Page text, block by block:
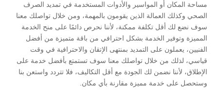
مساحة المكان أو المواسير والأدوات المستخدمة في تمديد الصرف
الصحي وكذلك العمالة الذين يقومون بالمهمة، ومن خلال تواصلك معنا
سوف نضع لك أقل تكلفة ممكنة، لأننا نحرص دائمًا على منح الخدمة
المميزة وتوفير الخدمة بشكل احترافي من باقة متميزة من أفضل
الفنيين، يعملون على التمديد بمنتهى الإتقان والاحترافية في وقت
قياسي، لذلك من خلال تواصلك معنا سوف تستمتع بأفضل خدمة على
الإطلاق، لأننا نضمن لك الجودة مع أقل التكاليف، فلا تتردد واستعن بنا
وستحصل على خدمة مميزة مقارنة بأي مكان.